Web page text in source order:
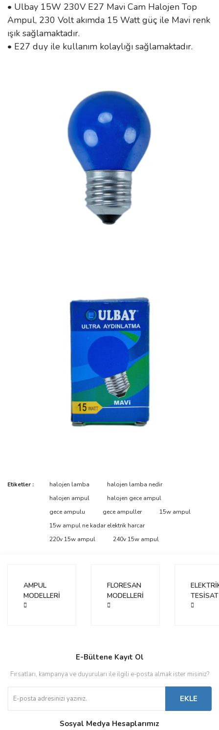
• Ulbay 15W 230V E27 Mavi Cam Halojen Top
Ampul, 230 Volt akımda 15 Watt güç ile Mavi renk
ışık sağlamaktadır.
• E27 duy ile kullanım kolaylığı sağlamaktadır.
Bu ürüne ilk yorumu siz yapın!
Yorum Yaz
Bu ürünün fiyat bilgisi, resim, ürün açıklamalarında ve diğer
tarafımıza iletebilirsiniz.
Görüş ve önerileriniz için teşekkür ederiz.
Ürün resmi kalitesiz, bozuk veya görüntülenemiyor.
Bu ürüne benzer farklı alternatifler olmalı.
Gönder
Etiketler : halojen lamba
halojen lamba nedir
halojen ampul
halojen gece ampul
gece ampulu
gece ampuller
15w ampul
15w ampul ne kadar elektrik harcar
220v 15w ampul
240v 15w ampul
AMPUL
MODELLERİ
FLORESAN
MODELLERİ
TESİSAT
E-Bültene Kayıt Ol
Fırsatları, kampanya ve duyuruları ile ilgili e-posta almak ister misiniz?
EKLE
Sosyal Medya Hesaplarımız